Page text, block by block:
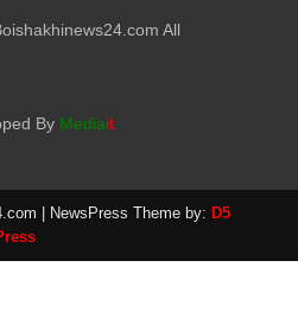
All
By Mediait
| NewsPress Theme by: D5